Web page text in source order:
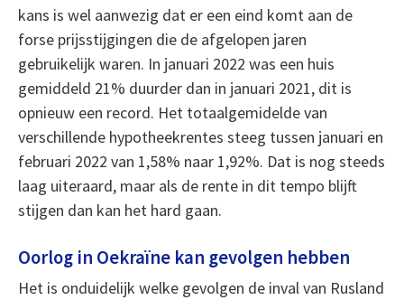
kans is wel aanwezig dat er een eind komt aan de
forse prijsstijgingen die de afgelopen jaren
gebruikelijk waren. In januari 2022 was een huis
gemiddeld 21% duurder dan in januari 2021, dit is
opnieuw een record. Het totaalgemidelde van
verschillende hypotheekrentes steeg tussen januari en
februari 2022 van 1,58% naar 1,92%. Dat is nog steeds
laag uiteraard, maar als de rente in dit tempo blijft
stijgen dan kan het hard gaan.
Oorlog in Oekraïne kan gevolgen hebben
Het is onduidelijk welke gevolgen de inval van Rusland